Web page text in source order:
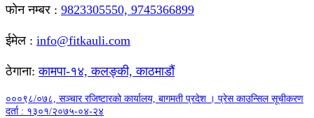
फाेन नम्बर : 9823305550, 9745366899
ईमेल : info@fitkauli.com
ठेगाना:कामपा-१४, कलङ्की, काठमाडाैं
०००९८/०७८, सञ्चार रजिष्टारको कार्यालय, बागमती प्रदेश । प्रेस काउन्सिल सूचीकरण
दर्ता : १३०१/२०७५-०४-२४